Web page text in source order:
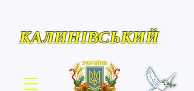
КАЛИНІВСЬКИЙ